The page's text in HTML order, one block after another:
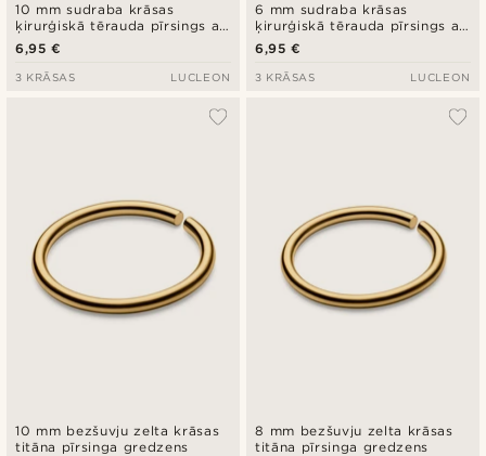
10 mm sudraba krāsas
ķirurģiskā tērauda pīrsings ar
bumbiņu
6,95 €
3 KRĀSAS LUCLEON
6 mm sudraba krāsas
ķirurģiskā tērauda pīrsings ar
bumbiņu
6,95 €
3 KRĀSAS LUCLEON
10 mm bezšuvju zelta krāsas
titāna pīrsinga gredzens
8 mm bezšuvju zelta krāsas
titāna pīrsinga gredzens